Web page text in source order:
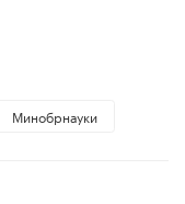
Минобрнауки